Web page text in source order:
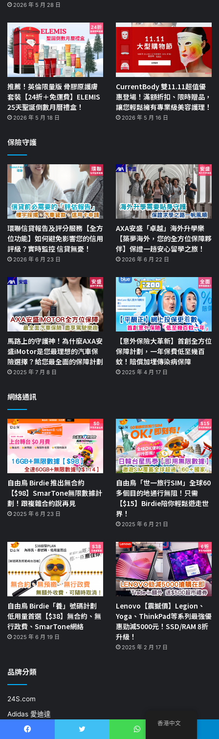
2026 年 5 月 28 日
推薦！英倫限量版 骨膠原護膚
套裝【24折＋免運費】ELEMIS
25天聖誕倒數月曆禮盒！
2026 年 5 月 18 日
CurrentBody 雙11.11超值優
惠登場！滿額折扣、限時贈品，
讓您輕鬆擁有專業級美容護理！
2026 年 5 月 16 日
保險守護
環聯信貸報告及評分服務【全方
位功能】如何避免影響您的信用
評級？實時監控 信貸無憂！
2026 年 6 月 23 日
AXA安盛「卓越」海外升學樂
【築夢海外，您的全方位保障夥
伴】保證一趟安心留學之旅！
2026 年 6 月 22 日
馬路上的守護神！為什麼AXA安
盛iMotor是您最理想的汽車保
險選擇？給您最全面的保障計劃
2025 年 7 月 8 日
【意外保險大革新】首創全方位
保障計劃，一年保費低至幾百
蚊！賠償加埋傳染病保障
2025 年 4 月 17 日
網絡通訊
自由鳥 Birdie 推出無合約
【$98】SmarTone無限數據計
劃！跟複雜合約說再見
2025 年 6 月 23 日
自由鳥「世一旅行SIM」全球60
多個目的地通行無阻！只需
【$15】Birdie陪你輕鬆遊走世
界！
2025 年 6 月 21 日
自由鳥 Birdie「養」號碼計劃
低用量首選【$38】無合約、無
行政費、SmarTone網絡
2025 年 6 月 19 日
Lenovo【震撼價】Legion、
Yoga、ThinkPad等系列最強優
惠勁減5000元！SSD/RAM 8折
升級！
2025 年 2 月 17 日
品牌分類
24S.com
Adidas 愛迪達
Agoda
香港中文